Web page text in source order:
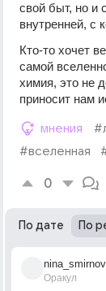
свой быт, но и
внутренней, с
Кто-то хочет
самой
химия, это не
приносит нам
мнения
#вселенная
0
По дате По
Оракул